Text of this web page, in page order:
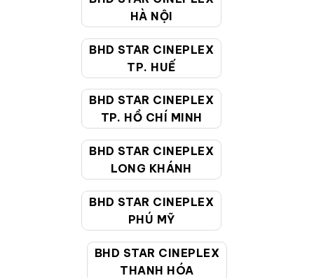
HÀ NỘI
BHD STAR CINEPLEX
TP. HUẾ
BHD STAR CINEPLEX
TP. HỒ CHÍ MINH
BHD STAR CINEPLEX
LONG KHÁNH
BHD STAR CINEPLEX
PHÚ MỸ
BHD STAR CINEPLEX
THANH HÓA
Hướng dẫn đặt vé trực tuyến
Quy định và chính sách chung
Chính sách bảo vệ thông tin cá nhân của người tiêu
CHĂM SÓC KHÁCH HÀNG
Giờ làm việc:9:00 - 22:00 (Tất cả các ngày bao
gồm cả Lễ, Tết)
cskh@bhdstar.vn